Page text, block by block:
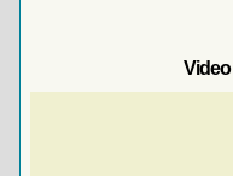
Video